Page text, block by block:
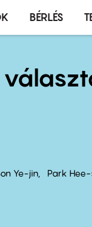
BÉRLÉS
Ye-jin Park